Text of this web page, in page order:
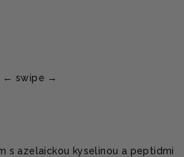
s azelaickou kyselinou a peptidmi